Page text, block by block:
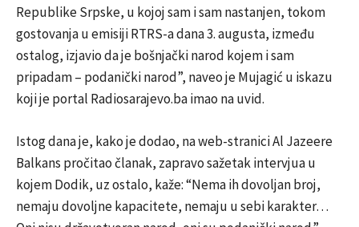
Republike Srpske, u kojoj sam i sam nastanjen, tokom
gostovanja u emisiji RTRS-a dana 3. augusta, između
ostalog, izjavio da je bošnjački narod kojem i sam
pripadam – podanički narod”, naveo je Mujagić u iskazu
koji je portal Radiosarajevo.ba imao na uvid.
Istog dana je, kako je dodao, na web-stranici Al Jazeere
Balkans pročitao članak, zapravo sažetak intervjua u
kojem Dodik, uz ostalo, kaže: “Nema ih dovoljan broj,
nemaju dovoljne kapacitete, nemaju u sebi karakter…